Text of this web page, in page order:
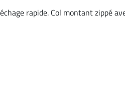
rapide. Col montant zippé